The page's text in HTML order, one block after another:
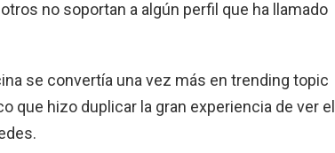
no soportan a algún perfil que ha llamado
se convertía una vez más en trending topic
que hizo duplicar la gran experiencia de ver el